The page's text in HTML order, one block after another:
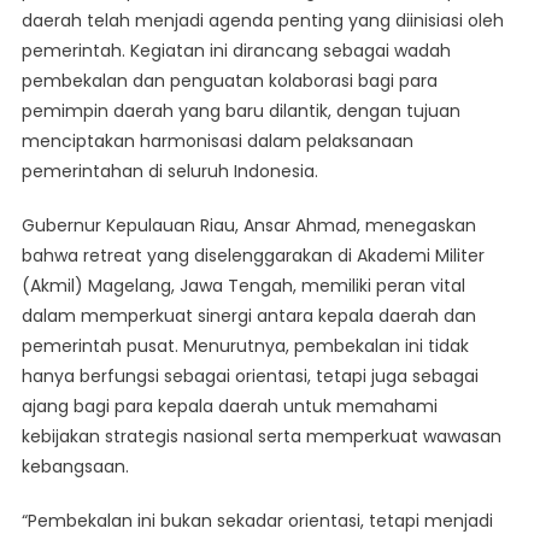
Saling
Dukung
Antara
Pemerintah
Pusat
Dan
daerah telah menjadi agenda penting yang diinisiasi oleh
pemerintah. Kegiatan ini dirancang sebagai wadah
pembekalan dan penguatan kolaborasi bagi para
pemimpin daerah yang baru dilantik, dengan tujuan
menciptakan harmonisasi dalam pelaksanaan
pemerintahan di seluruh Indonesia.
Gubernur Kepulauan Riau, Ansar Ahmad, menegaskan
bahwa retreat yang diselenggarakan di Akademi Militer
(Akmil) Magelang, Jawa Tengah, memiliki peran vital
dalam memperkuat sinergi antara kepala daerah dan
pemerintah pusat. Menurutnya, pembekalan ini tidak
hanya berfungsi sebagai orientasi, tetapi juga sebagai
ajang bagi para kepala daerah untuk memahami
kebijakan strategis nasional serta memperkuat wawasan
kebangsaan.
“Pembekalan ini bukan sekadar orientasi, tetapi menjadi